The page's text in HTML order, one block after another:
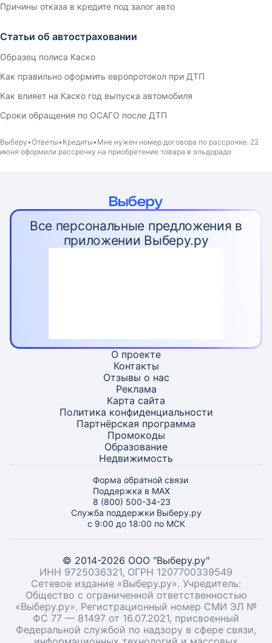
Причины отказа в кредите под залог авто
Статьи об автостраховании
Образец полиса Каско
Как правильно оформить европротокол при ДТП
Как влияет на Каско год выпуска автомобиля
Сроки обращения по ОСАГО после ДТП
Выберу Ответы Кредиты Мне нужен номер договора по рассрочке. 22
июня оформили рассрочку на приобретение товара в эльдорадо
Все персональные предложения в
приложении Выберу.ру
О проекте
Контакты
Отзывы о нас
Реклама
Карта сайта
Политика конфиденциальности
Партнёрская программа
Промокоды
Образование
Недвижимость
Форма обратной связи
Поддержка в MAX
8 (800) 500-34-23
Служба поддержки Выберу.ру
с 9:00 до 18:00 по МСК
© 2014-2026 ООО "Выберу.ру"
ИНН 9725036321, ОГРН 1207700339549
Сетевое издание «Выберу.ру». Учредитель:
Общество с ограниченной ответственностью
«Выберу.ру». Регистрационный номер СМИ ЭЛ №
ФС 77 — 81497 от 16.07.2021, присвоенный
Федеральной службой по надзору в сфере связи,